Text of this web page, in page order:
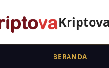
Kriptova
BERANDA